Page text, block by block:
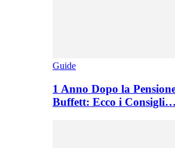
Guide
1 Anno Dopo la
Buffett: Ecco i Consigli…